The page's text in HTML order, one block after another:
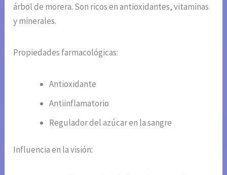
árbol de morera. Son ricos en antioxidantes, vitaminas
y minerales.
Propiedades farmacológicas:
Antioxidante
Antiinflamatorio
Regulador del azúcar en la sangre
Influencia en la visión: